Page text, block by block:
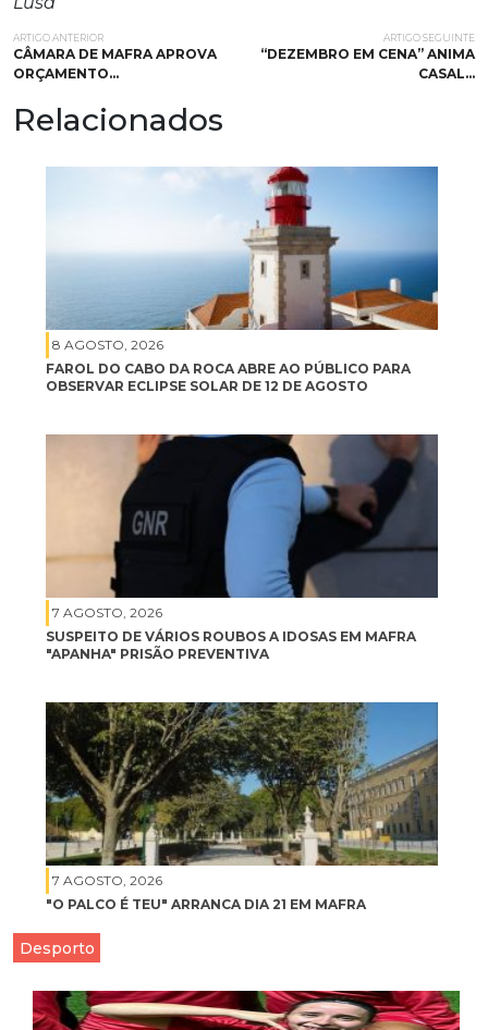
ARTIGO ANTERIOR
CÂMARA DE MAFRA APROVA
ORÇAMENTO…
ARTIGO SEGUINTE
“DEZEMBRO EM CENA” ANIMA
CASAL…
Relacionados
8 AGOSTO, 2026
FAROL DO CABO DA ROCA ABRE AO PÚBLICO PARA
OBSERVAR ECLIPSE SOLAR DE 12 DE AGOSTO
7 AGOSTO, 2026
SUSPEITO DE VÁRIOS ROUBOS A IDOSAS EM MAFRA
"APANHA" PRISÃO PREVENTIVA
7 AGOSTO, 2026
"O PALCO É TEU" ARRANCA DIA 21 EM MAFRA
Desporto